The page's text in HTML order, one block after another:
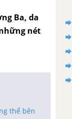
Ba, da
nét
thể bên